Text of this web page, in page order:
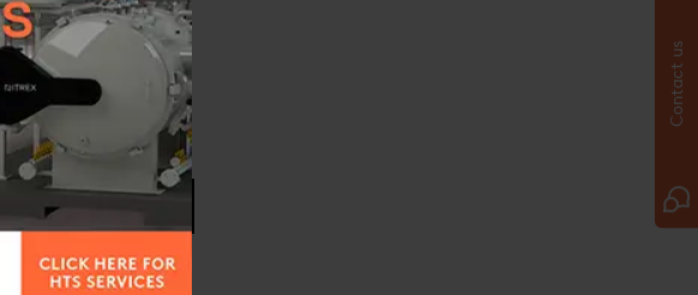
PREVENTIVO
Contact us